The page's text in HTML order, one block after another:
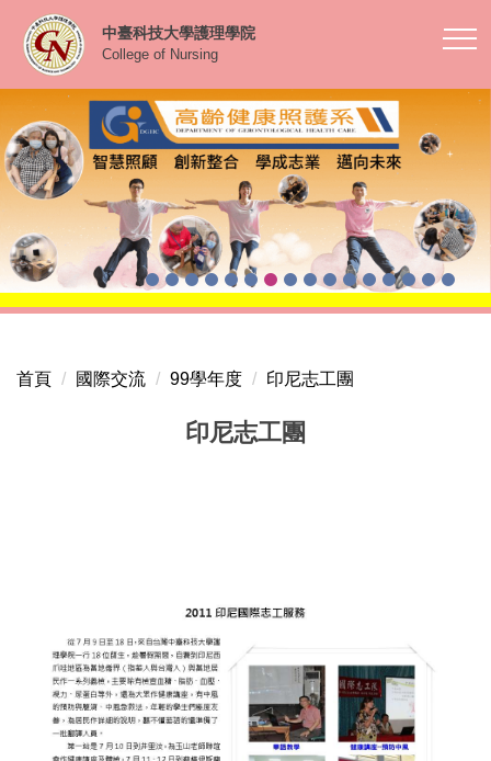
到
內
容
區
中臺科技大學護理學院
College of Nursing
首頁 國際交流 99學年度 印尼志工團
印尼志工團